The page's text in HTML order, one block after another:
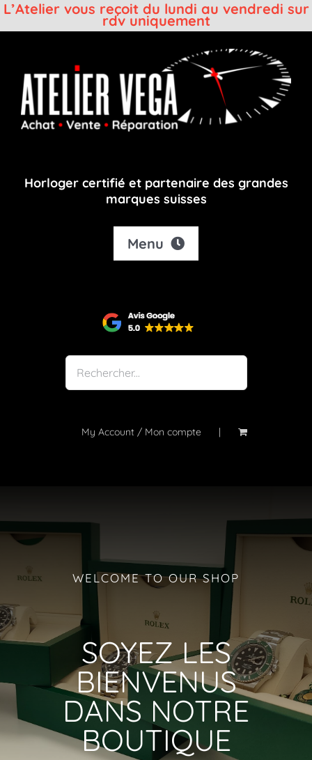
L’Atelier vous reçoit du lundi au vendredi sur
rdv uniquement
contenu
Horloger certifié et partenaire des grandes
marques suisses
Menu
Shop
Notre atelier
À propos
Blog
My Account / Mon compte
WELCOME TO OUR SHOP
SOYEZ LES
BIENVENUS
DANS NOTRE
BOUTIQUE